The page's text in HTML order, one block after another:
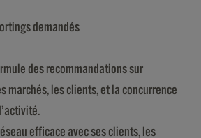
demandés
des recommandations sur
marchés, les clients, et la concurrence
efficace avec ses clients, les